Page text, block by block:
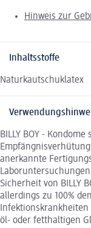
Hinweis zur
Inhaltsstoffe
Naturkautschuklatex
BILLY BOY -
anerkannte
Sicherheit von BILLY
allerdings zu 100%
öl- oder fetthaltigen